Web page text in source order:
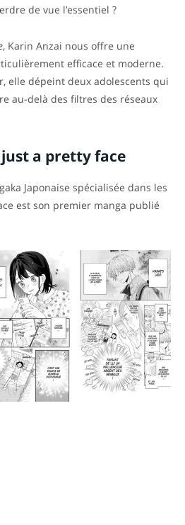
de vue l’essentiel ?
, Karin Anzai nous offre une
efficace et moderne.
elle dépeint deux adolescents qui
au-delà des filtres des réseaux
a pretty face
Japonaise spécialisée dans les
est son premier manga publié